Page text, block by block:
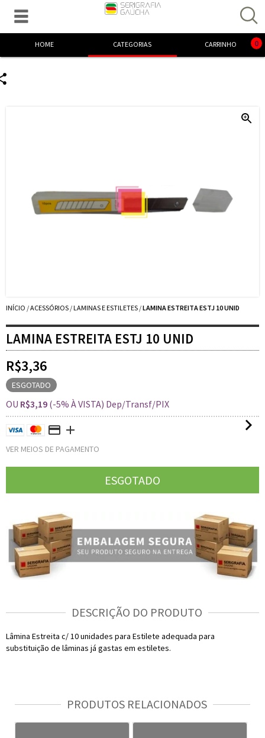
HOME CATEGORIAS CARRINHO 0
Excelente! Já adicionamos o produto ao carrinho.
INÍCIO /ACESSÓRIOS /LAMINAS E ESTILETES /LAMINA ESTREITA ESTJ 10 UNID
LAMINA ESTREITA ESTJ 10 UNID
R$3,36
ESGOTADO
OU R$3,19 (-5% À VISTA) Dep/Transf/PIX
VER MEIOS DE PAGAMENTO
DESCRIÇÃO DO PRODUTO
Lâmina Estreita c/ 10 unidades para Estilete adequada para
substituição de lâminas já gastas em estiletes.
PRODUTOS RELACIONADOS